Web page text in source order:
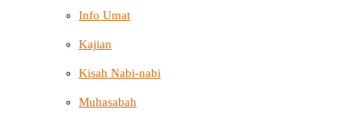
Info Umat
Kajian
Kisah Nabi-nabi
Muhasabah